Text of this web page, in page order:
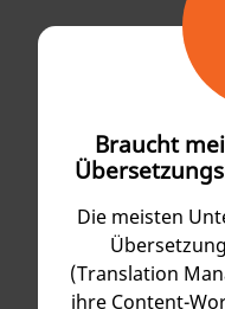
Braucht
Die meisten
(Translation
ihre Content-